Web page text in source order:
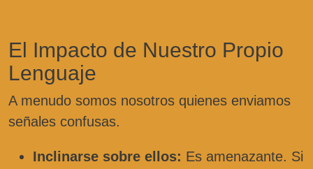
El Impacto de Nuestro Propio
Lenguaje
A menudo somos nosotros quienes enviamos
señales confusas.
Inclinarse sobre ellos: Es amenazante. Si